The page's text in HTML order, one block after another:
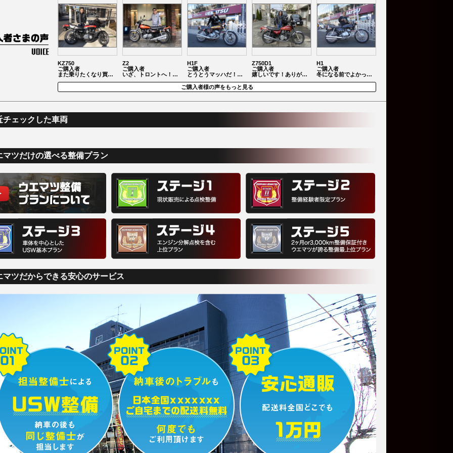
KZ750
ご購入者
また乗りたくなり買…
Z2
ご購入者
いざ、トロントへ！…
H1F
ご購入者
とうとうマッハだ！…
Z750D1
ご購入者
嬉しいです！ありが…
H1
ご購入者
冬になる前でよかっ…
ご購入者様の声をもっと見る
チェックした車両
マツだけの選べる整備プラン
マツだからできる安心のサービス